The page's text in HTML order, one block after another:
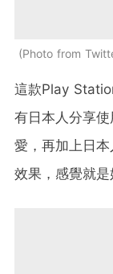
Photo from
這款Play
有日本人分享
愛，再加上日
效果，感覺就是